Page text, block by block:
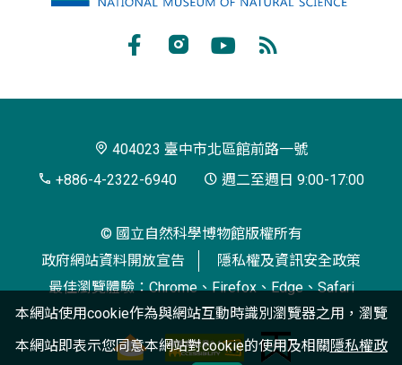
博
閱
404023 臺中市北區館前路一號
+886-4-2322-6940
週二至週日 9:00-17:00
© 國立自然科學博物館版權所有
政府網站資料開放宣告
隱私權及資訊安全政策
最佳瀏覽體驗：Chrome、Firefox、Edge、Safari
本網站使用cookie作為與網站互動時識別瀏覽器之用，瀏覽
本網站即表示您同意本網站對cookie的使用及相關隱私權政